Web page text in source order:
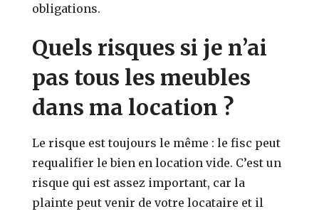
obligations.
Quels risques si je n’ai
pas tous les meubles
dans ma location ?
Le risque est toujours le même : le fisc peut
requalifier le bien en location vide. C’est un
risque qui est assez important, car la
plainte peut venir de votre locataire et il